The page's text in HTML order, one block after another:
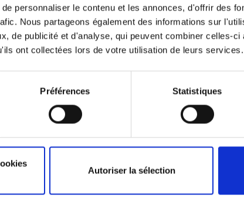
personnaliser le contenu et les annonces, d'offrir des
Nous partageons également des informations sur
de publicité et d'analyse, qui peuvent combiner celles-
ont collectées lors de votre utilisation de leurs services.
Préférences Statistiques
Autoriser la sélection
écoulée, la plupart de nos fonds ont obtenu de
l'année 2020 avec les rendements suivants :
Rendement 2020
profilé - defensif 2,40%
profilé - flexible
mixte - flexible
profilé - dynamique